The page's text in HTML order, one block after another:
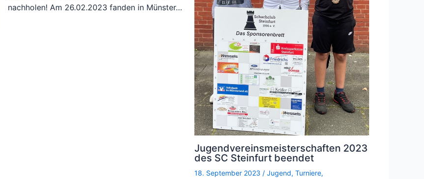
nachholen! Am 26.02.2023 fanden in Münster…
Jugendvereinsmeisterschaften 2023
des SC Steinfurt beendet
18. September 2023/Jugend,Turniere,